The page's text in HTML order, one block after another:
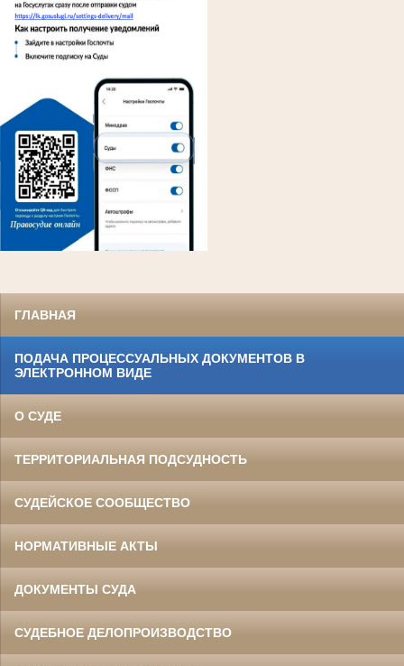
ГЛАВНАЯ
ПОДАЧА ПРОЦЕССУАЛЬНЫХ ДОКУМЕНТОВ В
ЭЛЕКТРОННОМ ВИДЕ
О СУДЕ
ТЕРРИТОРИАЛЬНАЯ ПОДСУДНОСТЬ
СУДЕЙСКОЕ СООБЩЕСТВО
НОРМАТИВНЫЕ АКТЫ
ДОКУМЕНТЫ СУДА
СУДЕБНОЕ ДЕЛОПРОИЗВОДСТВО